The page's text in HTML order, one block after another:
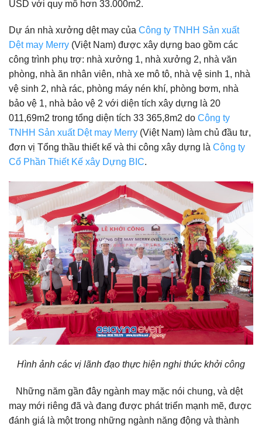
USD với quy mô hơn 33.000m2.
Dự án nhà xưởng dệt may của Công ty TNHH Sản xuất
Dệt may Merry (Việt Nam) được xây dựng bao gồm các
công trình phụ trợ: nhà xưởng 1, nhà xưởng 2, nhà văn
phòng, nhà ăn nhân viên, nhà xe mô tô, nhà vệ sinh 1, nhà
vệ sinh 2, nhà rác, phòng máy nén khí, phòng bơm, nhà
bảo vệ 1, nhà bảo vệ 2 với diện tích xây dựng là 20
011,69m2 trong tổng diện tích 33 365,8m2 do Công ty
TNHH Sản xuất Dệt may Merry (Việt Nam) làm chủ đầu tư,
đơn vị Tổng thầu thiết kế và thi công xây dựng là Công ty
Cổ Phần Thiết Kế xây Dựng BIC.
Hình ảnh các vị lãnh đạo thực hiện nghi thức khởi công
Những năm gần đây ngành may mặc nói chung, và dệt
may mới riêng đã và đang được phát triển mạnh mẽ, được
đánh giá là một trong những ngành năng động và thành